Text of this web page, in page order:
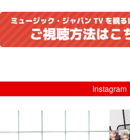
Instagram
💡8/5(水)特番放送！
...